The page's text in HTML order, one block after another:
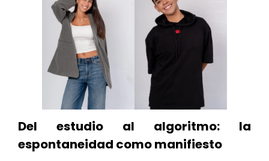
Del estudio al algoritmo: la
espontaneidad como manifiesto